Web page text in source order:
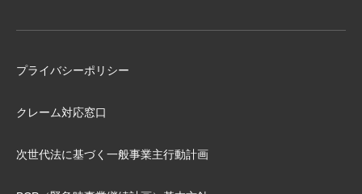
プライバシーポリシー
クレーム対応窓口
次世代法に基づく⼀般事業主⾏動計画